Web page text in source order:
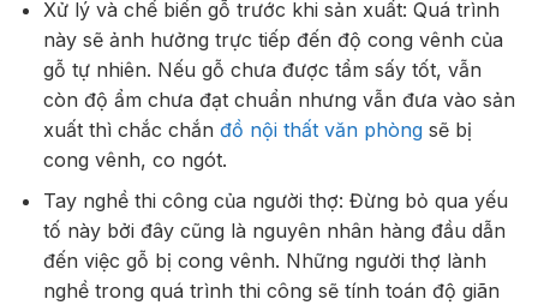
Xử lý và chế biến gỗ trước khi sản xuất: Quá trình
này sẽ ảnh hưởng trực tiếp đến độ cong vênh của
gỗ tự nhiên. Nếu gỗ chưa được tẩm sấy tốt, vẫn
còn độ ẩm chưa đạt chuẩn nhưng vẫn đưa vào sản
xuất thì chắc chắn đồ nội thất văn phòngsẽ bị
cong vênh, co ngót.
Tay nghề thi công của người thợ: Đừng bỏ qua yếu
tố này bởi đây cũng là nguyên nhân hàng đầu dẫn
đến việc gỗ bị cong vênh. Những người thợ lành
nghề trong quá trình thi công sẽ tính toán độ giãn